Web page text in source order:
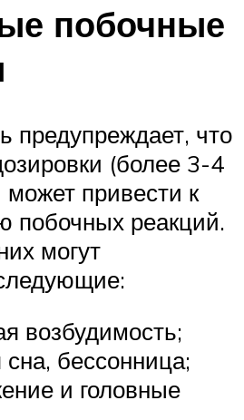
побочные
предупреждает, что
(более 3-4
может привести к
побочных реакций.
могут
возбудимость;
бессонница;
и головные